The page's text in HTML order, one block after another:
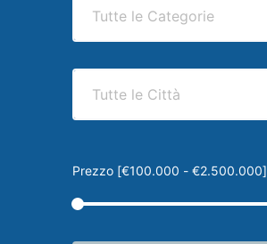
Prezzo [€100.000 -€2.500.000]